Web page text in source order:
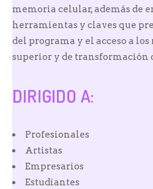
memoria celular, además de
herramientas y claves que
del programa y el acceso a
superior y de transformación
DIRIGIDO A:
Profesionales
Artistas
Empresarios
Estudiantes